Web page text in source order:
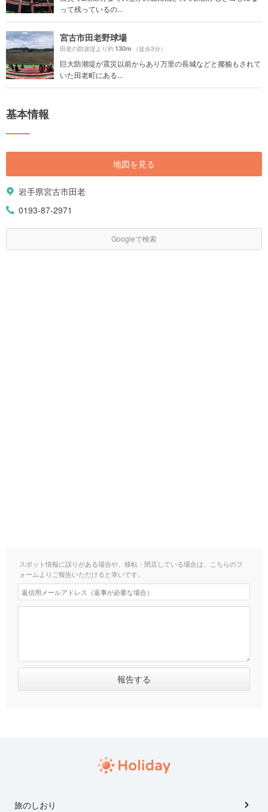
って残っているの...
宮古市田老野球場
田老の防波堤より約130m （徒歩3分）
巨大防潮堤が震災以前からあり万里の長城などと揶揄もされて
いた田老町にある...
基本情報
地図を見る
岩手県宮古市田老
0193-87-2971
Googleで検索
スポット情報に誤りがある場合や、移転・閉店している場合は、こちらのフ
ォームよりご報告いただけると幸いです。
旅のしおり